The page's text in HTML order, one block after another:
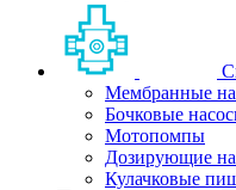
Мембранные
Бочковые
Мотопомпы
Дозирующие
Кулачковые